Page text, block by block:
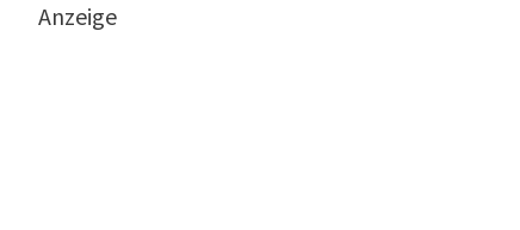
Anzeige